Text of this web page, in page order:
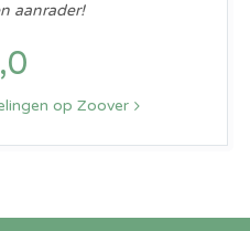
aanrader!
op Zoover